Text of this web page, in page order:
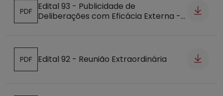
Abre num novo separador
PDF
Edital 93 - Publicidade de
Deliberações com Eficácia Externa -
Abre num novo separador
PDF Edital 92 - Reunião Extraordinária